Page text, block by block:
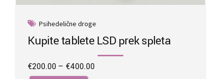
Psihedelične droge
Kupite tablete LSD prek spleta
€200.00 – €400.00
This